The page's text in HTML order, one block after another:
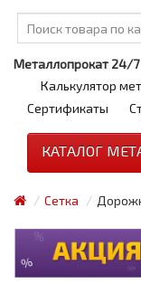
Металлопрокат 24/7
Калькулятор
Сертификаты
КАТАЛОГ
Сетка